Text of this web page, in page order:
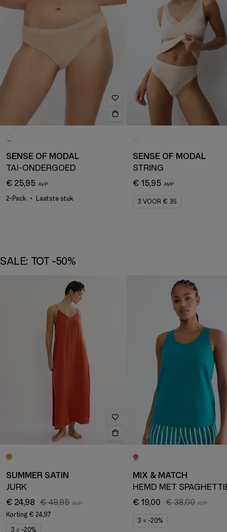
SENSE OF MODAL
TAI-ONDERGOED
€ 25,95
2-Pack Laatste stuk
SENSE OF MODAL
STRING
€ 15,95
3 VOOR € 35
SALE: TOT -50%
SUMMER SATIN
JURK
€ 24,98
€ 49,95
Korting € 24,97
3 = -20%
MIX & MATCH
€ 19,00 € 38,00
3 = -20%